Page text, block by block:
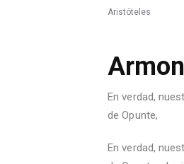
Aristóteles
En verdad,
de Opunte,
En verdad,